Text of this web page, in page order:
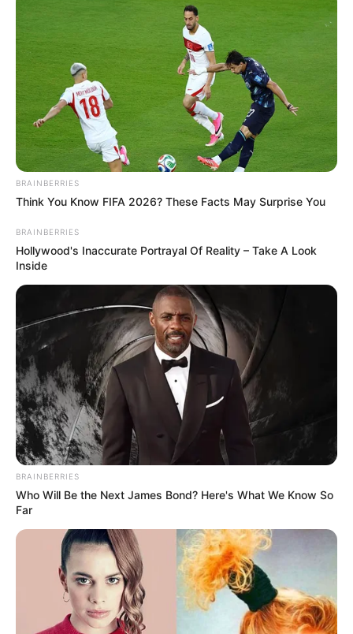
Films To Make You Question Everything You Know
About Cinema
BRAINBERRIES
Is The Movie "Danish Girl" A True Story?
BRAINBERRIES
What Happened To Laura San Giacomo? She's Still
Stunning Today!
BRAINBERRIES
Think You Know FIFA 2026? These Facts May Surprise You
BRAINBERRIES
Hollywood's Inaccurate Portrayal Of Reality – Take A Look
Inside
BRAINBERRIES
Who Will Be the Next James Bond? Here's What We Know So
Far